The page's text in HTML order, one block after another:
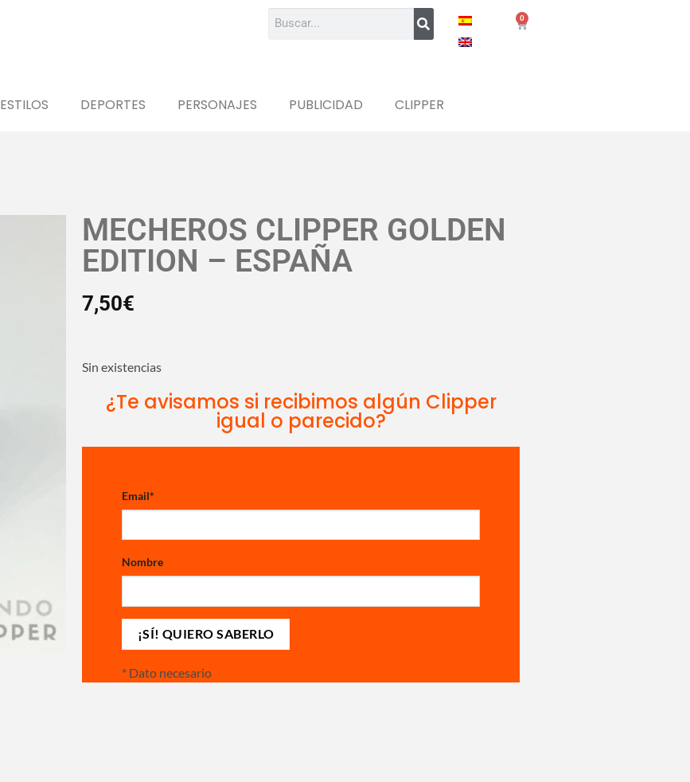
0
ESTILOS DEPORTES PERSONAJES PUBLICIDAD CLIPPER
MECHEROS CLIPPER GOLDEN
EDITION – ESPAÑA
7,50€
Sin existencias
¿Te avisamos si recibimos algún Clipper
igual o parecido?
Email*
Nombre
* Dato necesario